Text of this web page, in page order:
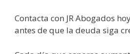
Contacta con JR Abogados
antes de que la deuda siga